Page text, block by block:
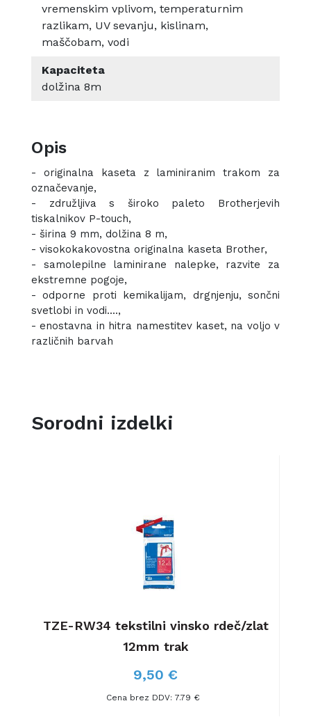
vremenskim vplivom, temperaturnim
razlikam, UV sevanju, kislinam,
maščobam, vodi
Kapaciteta
dolžina 8m
Opis
- originalna kaseta z laminiranim trakom za
označevanje,
- združljiva s široko paleto Brotherjevih
tiskalnikov P-touch,
- širina 9 mm, dolžina 8 m,
- visokokakovostna originalna kaseta Brother,
- samolepilne laminirane nalepke, razvite za
ekstremne pogoje,
- odporne proti kemikalijam, drgnjenju, sončni
svetlobi in vodi....,
- enostavna in hitra namestitev kaset, na voljo v
različnih barvah
Sorodni izdelki
TZE-RW34 tekstilni vinsko rdeč/zlat
12mm trak
9,50 €
Cena brez DDV: 7.79 €